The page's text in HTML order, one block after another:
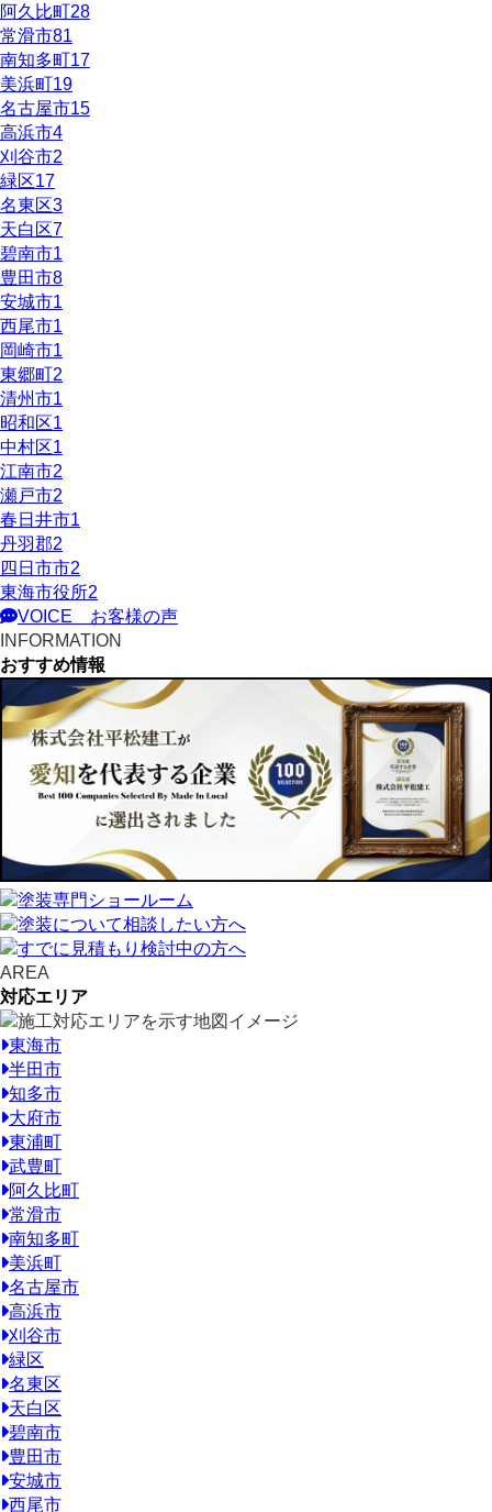
阿久比町28
常滑市81
南知多町17
美浜町19
名古屋市15
高浜市4
刈谷市2
緑区17
名東区3
天白区7
碧南市1
豊田市8
安城市1
西尾市1
岡崎市1
東郷町2
清州市1
昭和区1
中村区1
江南市2
瀬戸市2
春日井市1
丹羽郡2
四日市市2
東海市役所2
VOICE
お客様の声
INFORMATION
おすすめ情報
AREA
対応エリア
東海市
半田市
知多市
大府市
東浦町
武豊町
阿久比町
常滑市
南知多町
美浜町
名古屋市
高浜市
刈谷市
緑区
名東区
天白区
碧南市
豊田市
安城市
西尾市